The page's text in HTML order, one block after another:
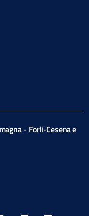
- Forli-Cesena e